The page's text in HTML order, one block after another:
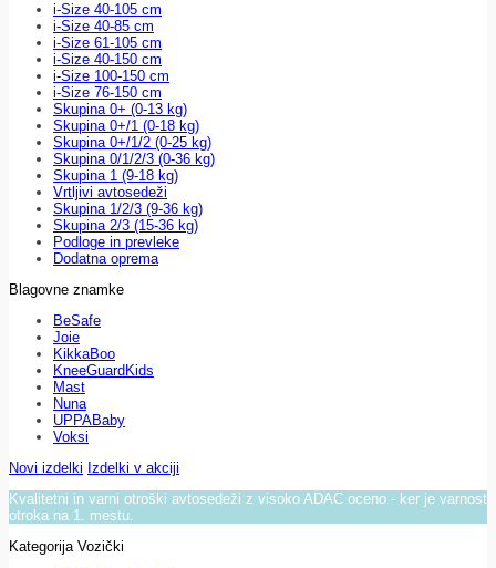
i-Size 40-105 cm
i-Size 40-85 cm
i-Size 61-105 cm
i-Size 40-150 cm
i-Size 100-150 cm
i-Size 76-150 cm
Skupina 0+ (0-13 kg)
Skupina 0+/1 (0-18 kg)
Skupina 0+/1/2 (0-25 kg)
Skupina 0/1/2/3 (0-36 kg)
Skupina 1 (9-18 kg)
Vrtljivi avtosedeži
Skupina 1/2/3 (9-36 kg)
Skupina 2/3 (15-36 kg)
Podloge in prevleke
Dodatna oprema
Blagovne znamke
BeSafe
Joie
KikkaBoo
KneeGuardKids
Mast
Nuna
UPPABaby
Voksi
Novi izdelki Izdelki v akciji
Kvalitetni in varni otroški avtosedeži z visoko ADAC oceno - ker je varnost
otroka na 1. mestu.
Kategorija Vozički